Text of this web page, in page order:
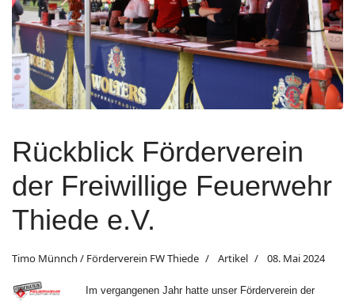
Rückblick Förderverein
der Freiwillige Feuerwehr
Thiede e.V.
Timo Münnch / Förderverein FW Thiede Artikel 08. Mai 2024
Im vergangenen Jahr hatte unser Förderverein der